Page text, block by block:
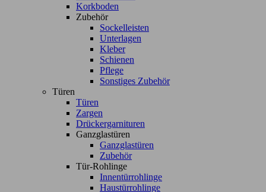
Korkboden
Zubehör
Sockelleisten
Unterlagen
Kleber
Schienen
Pflege
Sonstiges Zubehör
Türen
Türen
Zargen
Drückergarnituren
Ganzglastüren
Ganzglastüren
Zubehör
Tür-Rohlinge
Innentürrohlinge
Haustürrohlinge